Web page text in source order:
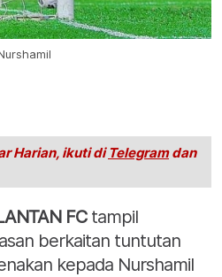
Harian, ikuti di Telegramdan
FC tampil
berkaitan tuntutan
kepada Nurshamil